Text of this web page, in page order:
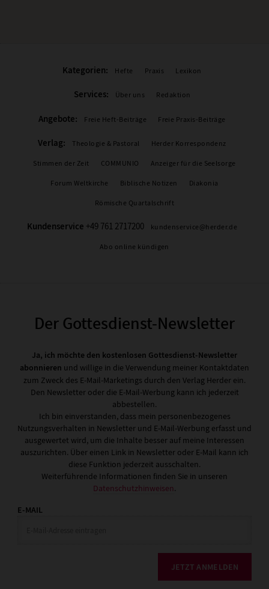
Kategorien: Hefte Praxis Lexikon
Services: Über uns Redaktion
Angebote: Freie Heft-Beiträge Freie Praxis-Beiträge
Verlag: Theologie & Pastoral Herder Korrespondenz
Stimmen der Zeit COMMUNIO Anzeiger für die Seelsorge
Forum Weltkirche Biblische Notizen Diakonia
Römische Quartalschrift
Kundenservice +49 761 2717200 kundenservice@herder.de
Abo online kündigen
Der Gottesdienst-Newsletter
Ja, ich möchte den kostenlosen Gottesdienst-Newsletter
abonnieren und willige in die Verwendung meiner Kontaktdaten
zum Zweck des E-Mail-Marketings durch den Verlag Herder ein.
Den Newsletter oder die E-Mail-Werbung kann ich jederzeit
abbestellen.
Ich bin einverstanden, dass mein personenbezogenes
Nutzungsverhalten in Newsletter und E-Mail-Werbung erfasst und
ausgewertet wird, um die Inhalte besser auf meine Interessen
auszurichten. Über einen Link in Newsletter oder E-Mail kann ich
diese Funktion jederzeit ausschalten.
Weiterführende Informationen finden Sie in unseren
Datenschutzhinweisen.
E-MAIL
JETZT ANMELDEN